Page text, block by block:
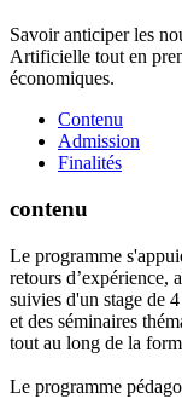
Savoir anticiper les
Artificielle tout en
économiques.
Contenu
Admission
Finalités
contenu
Le programme
retours d’expérience,
suivies d'un stage de
et des séminaires
tout au long de la
Le programme